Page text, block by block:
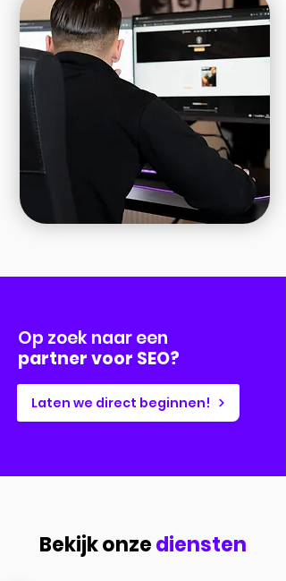
Op zoek naar een
partner voor SEO?
Laten we direct beginnen!
Bekijk onzediensten